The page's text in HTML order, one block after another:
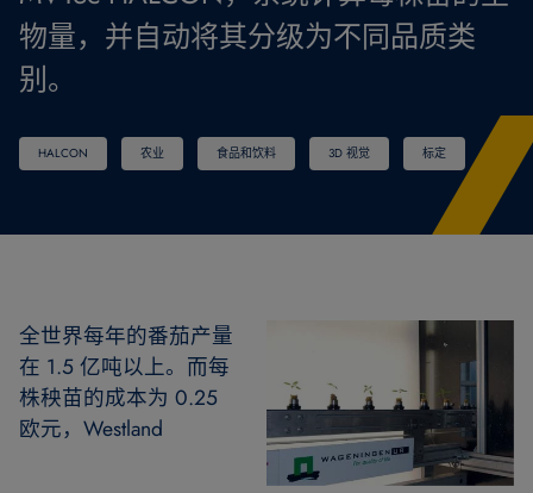
物量，并自动将其分级为不同品质类
别。
HALCON 农业 食品和饮料 3D 视觉 标定
全世界每年的番茄产量
在 1.5 亿吨以上。而每
株秧苗的成本为 0.25
欧元，Westland